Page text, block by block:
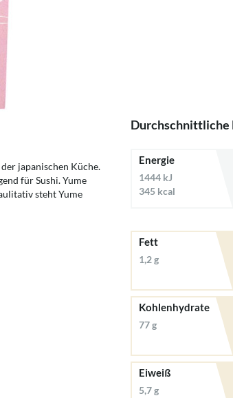
japanischen Küche.
für Sushi. Yume
steht Yume
Durchschnittliche
Energie
1444 kJ
345 kcal
Fett
1,2 g
Kohlenhydrate
77 g
Eiweiß
5,7 g